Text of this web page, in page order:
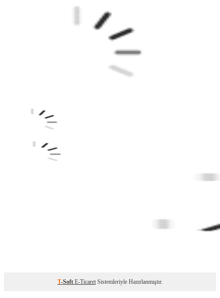
T-Soft E-Ticaret Sistemleriyle Hazırlanmıştır.